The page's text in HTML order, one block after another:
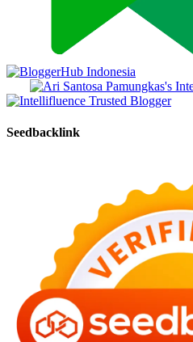
Seedbacklink